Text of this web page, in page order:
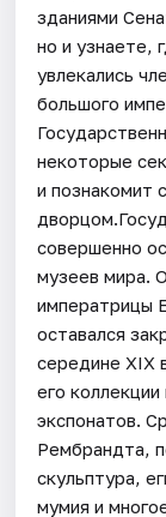
зданиями
но и узнаете,
увлекались
большого
некоторые
и познакомит
совершенно
музеев мира.
императрицы
оставался
середине XIX
его
экспонатов.
Рембрандта,
скульптура,
мумия и